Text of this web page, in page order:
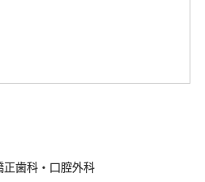
歯科・口腔外科